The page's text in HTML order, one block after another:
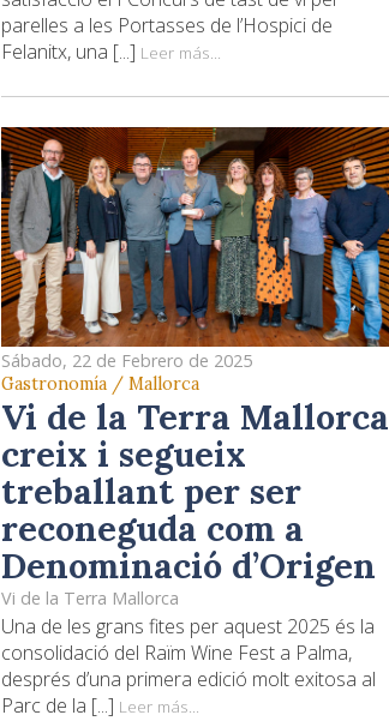
parelles a les Portasses de l’Hospici de
Felanitx, una [...] Leer más...
Sábado, 22 de Febrero de 2025
Gastronomía / Mallorca
Vi de la Terra Mallorca
creix i segueix
treballant per ser
reconeguda com a
Denominació d’Origen
Vi de la Terra Mallorca
Una de les grans fites per aquest 2025 és la
consolidació del Raïm Wine Fest a Palma,
després d’una primera edició molt exitosa al
Parc de la [...] Leer más...